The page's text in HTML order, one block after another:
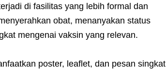
di fasilitas yang lebih formal dan
obat, menanyakan status
mengenai vaksin yang relevan.
poster, leaflet, dan pesan singkat